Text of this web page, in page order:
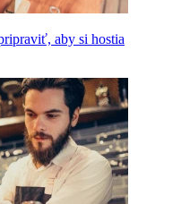
aby si hostia